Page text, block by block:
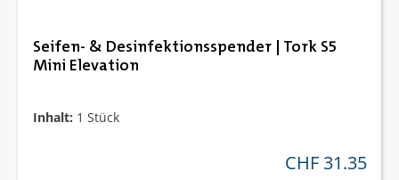
Seifen- & Desinfektionsspender | Tork S5
Mini Elevation
Inhalt: 1 Stück
regulärer preis:
CHF 31.35